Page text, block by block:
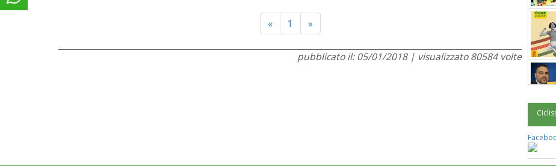
«Previous
1 »Next
pubblicato il: 05/01/2018 | visualizzato 80584 volte